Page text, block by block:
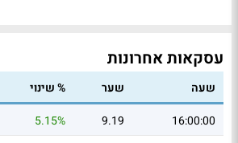
עסקאות אחרונות
שעה שער % שינוי
16:00:00
9.19
5.15%